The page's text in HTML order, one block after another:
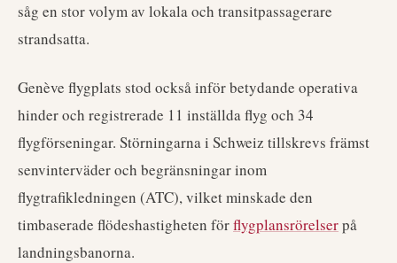
såg en stor volym av lokala och transitpassagerare
strandsatta.
Genève flygplats stod också inför betydande operativa
hinder och registrerade 11 inställda flyg och 34
flygförseningar. Störningarna i Schweiz tillskrevs främst
senvinterväder och begränsningar inom
flygtrafikledningen (ATC), vilket minskade den
timbaserade flödeshastigheten förflygplansrörelserpå
landningsbanorna.